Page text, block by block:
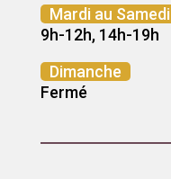
Mardi au Samedi
9h-12h, 14h-19h
Dimanche
Fermé